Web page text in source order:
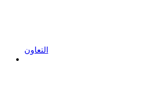
التعاون